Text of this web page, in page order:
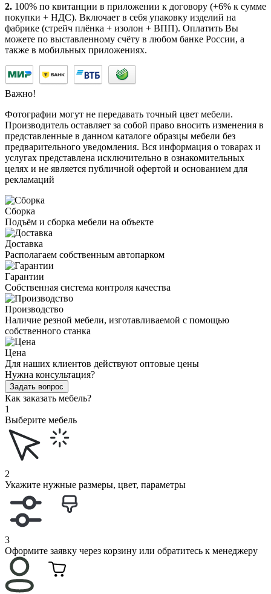
2. 100% по квитанции в приложении к договору (+6% к сумме
покупки + НДС). Включает в себя упаковку изделий на
фабрике (стрейч плёнка + изолон + ВПП). Оплатить Вы
можете по выставленному счёту в любом банке России, а
также в мобильных приложениях.
Важно!
Фотографии могут не передавать точный цвет мебели.
Производитель оставляет за собой право вносить изменения в
представленные в данном каталоге образцы мебели без
предварительного уведомления. Вся информация о товарах и
услугах представлена исключительно в ознакомительных
целях и не является публичной офертой и основанием для
рекламаций
Сборка
Подъём и сборка мебели на объекте
Доставка
Располагаем собственным автопарком
Гарантии
Собственная система контроля качества
Производство
Наличие резной мебели, изготавливаемой с помощью
собственного станка
Цена
Для наших клиентов действуют оптовые цены
Нужна консультация?
Задать вопрос
Как заказать мебель?
1
Выберите мебель
2
Укажите нужные размеры, цвет, параметры
3
Оформите заявку через корзину или обратитесь к менеджеру